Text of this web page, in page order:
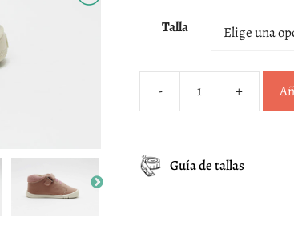
Talla
-
rosa
suela
+
Guía de tallas